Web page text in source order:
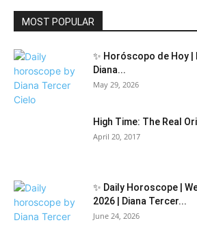
Community
MOST POPULAR
✨ Horóscopo de Hoy |
Diana...
May 29, 2026
High Time: The Real
April 20, 2017
✨ Daily Horoscope |
2026 | Diana Tercer...
June 24, 2026